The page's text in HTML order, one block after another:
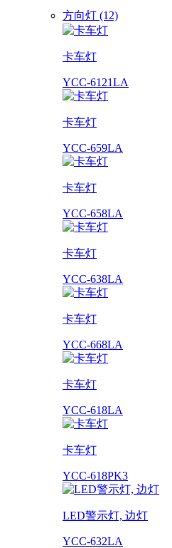
方向灯 (12)
卡车灯
YCC-6121LA
卡车灯
YCC-659LA
卡车灯
YCC-658LA
卡车灯
YCC-638LA
卡车灯
YCC-668LA
卡车灯
YCC-618LA
卡车灯
YCC-618PK3
LED警示灯, 边灯
YCC-632LA